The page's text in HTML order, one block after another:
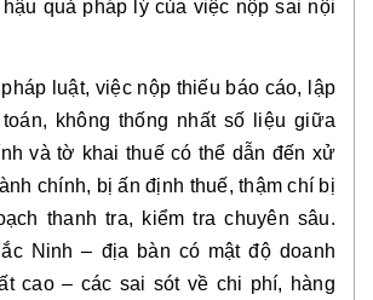
quả pháp lý của việc nộp sai nội
luật, việc nộp thiếu báo cáo, lập
không thống nhất số liệu giữa
và tờ khai thuế có thể dẫn đến xử
chính, bị ấn định thuế, thậm chí bị
thanh tra, kiểm tra chuyên sâu.
Ninh – địa bàn có mật độ doanh
cao – các sai sót về chi phí, hàng